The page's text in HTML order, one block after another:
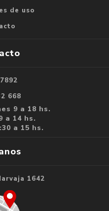
de uso
668
9 a 18 hs.
a 14 hs.
a 15 hs.
1642